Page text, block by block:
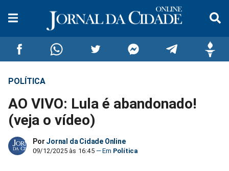
Compartilhar
no
Facebook
Compartilhar
no
Whatsapp
no
Twitter
no
Messenger
no
POLÍTICA
AO VIVO: Lula é abandonado!
(veja o vídeo)
Por Jornal da Cidade Online
09/12/2025 às 16:45 Política